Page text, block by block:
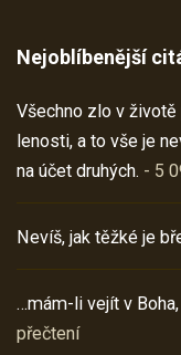
Nejoblíbenější
Všechno zlo v životě
lenosti, a to vše je
na účet druhých. - 5
Nevíš, jak těžké je
…mám-li vejít v
přečtení